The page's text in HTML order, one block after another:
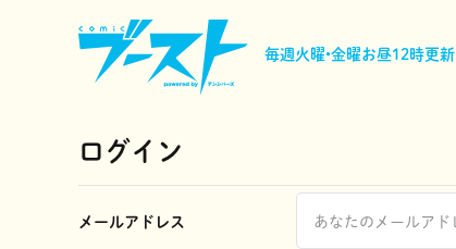
毎週火曜•金曜お昼12時更新
ログイン
メールアドレス